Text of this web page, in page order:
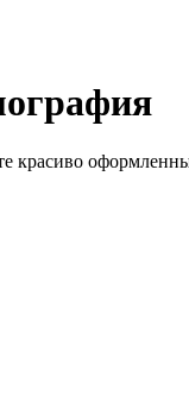
красиво